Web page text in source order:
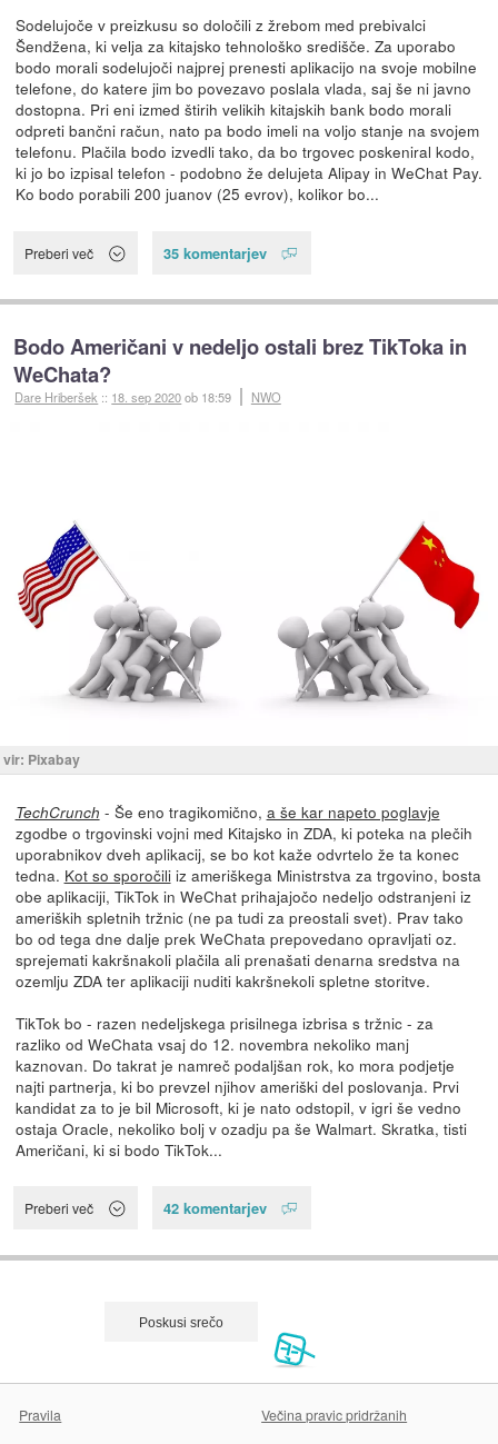
Sodelujoče v preizkusu so določili z žrebom med prebivalci
Šendžena, ki velja za kitajsko tehnološko središče. Za uporabo
bodo morali sodelujoči najprej prenesti aplikacijo na svoje mobilne
telefone, do katere jim bo povezavo poslala vlada, saj še ni javno
dostopna. Pri eni izmed štirih velikih kitajskih bank bodo morali
odpreti bančni račun, nato pa bodo imeli na voljo stanje na svojem
telefonu. Plačila bodo izvedli tako, da bo trgovec poskeniral kodo,
ki jo bo izpisal telefon - podobno že delujeta Alipay in WeChat Pay.
Ko bodo porabili 200 juanov (25 evrov), kolikor bo...
Preberi več 35 komentarjev
Bodo Američani v nedeljo ostali brez TikToka in
WeChata?
Dare Hriberšek :: 18. sep 2020ob 18:59 NWO
vir: Pixabay
TechCrunch - Še eno tragikomično, a še kar napeto poglavje
zgodbe o trgovinski vojni med Kitajsko in ZDA, ki poteka na plečih
uporabnikov dveh aplikacij, se bo kot kaže odvrtelo že ta konec
tedna. Kot so sporočiliiz ameriškega Ministrstva za trgovino, bosta
obe aplikaciji, TikTok in WeChat prihajajočo nedeljo odstranjeni iz
ameriških spletnih tržnic (ne pa tudi za preostali svet). Prav tako
bo od tega dne dalje prek WeChata prepovedano opravljati oz.
sprejemati kakršnakoli plačila ali prenašati denarna sredstva na
ozemlju ZDA ter aplikaciji nuditi kakršnekoli spletne storitve.
TikTok bo - razen nedeljskega prisilnega izbrisa s tržnic - za
razliko od WeChata vsaj do 12. novembra nekoliko manj
kaznovan. Do takrat je namreč podaljšan rok, ko mora podjetje
najti partnerja, ki bo prevzel njihov ameriški del poslovanja. Prvi
kandidat za to je bil Microsoft, ki je nato odstopil, v igri še vedno
ostaja Oracle, nekoliko bolj v ozadju pa še Walmart. Skratka, tisti
Američani, ki si bodo TikTok...
Preberi več 42 komentarjev
Pravila
Večina pravic pridržanih